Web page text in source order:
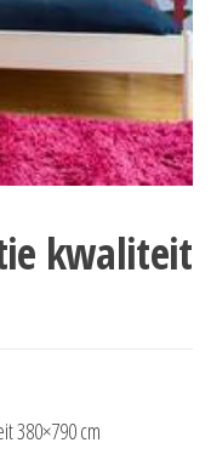
kwaliteit
380×790 cm